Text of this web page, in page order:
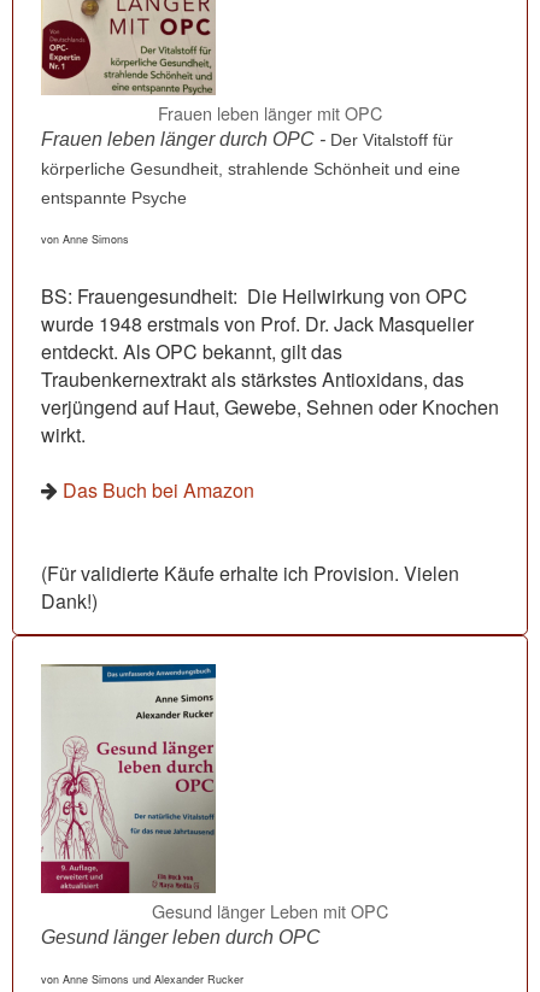
Frauen leben länger mit OPC
Frauen leben länger durch OPC - Der Vitalstoff für
körperliche Gesundheit, strahlende Schönheit und eine
entspannte Psyche
von Anne Simons
BS: Frauengesundheit: Die Heilwirkung von OPC
wurde 1948 erstmals von Prof. Dr. Jack Masquelier
entdeckt. Als OPC bekannt, gilt das
Traubenkernextrakt als stärkstes Antioxidans, das
verjüngend auf Haut, Gewebe, Sehnen oder Knochen
wirkt.
Das Buch bei Amazon
(Für validierte Käufe erhalte ich Provision. Vielen
Dank!)
Gesund länger Leben mit OPC
Gesund länger leben durch OPC
von Anne Simons und Alexander Rucker